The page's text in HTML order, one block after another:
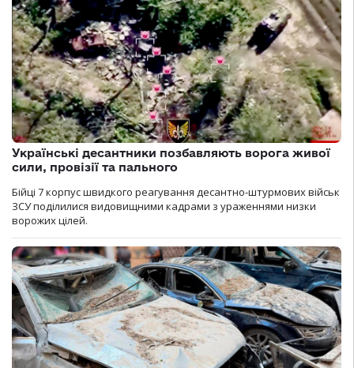
Українські десантники позбавляють ворога живої
сили, провізії та пального
Бійці 7 корпус швидкого реагування десантно-штурмових військ
ЗСУ поділилися видовищними кадрами з ураженнями низки
ворожих цілей.